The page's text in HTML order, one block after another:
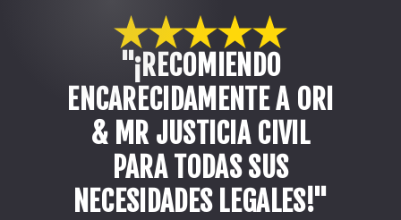
Traumatismo craneal/cerebral
Si usted o alguien a quien ama ha resultado lesionado en
un accidente de construcción grave, no debe dudar en
contratar a un abogado de accidentes de construcción
de Dallas. En MR.LAW Accident & Injury Attorneys,
usamos nuestras habilidades, conocimiento y
"¡RECOMIENDO
ENCARECIDAMENTE A ORI
& MR JUSTICIA CIVIL
PARA TODAS SUS
NECESIDADES LEGALES!"